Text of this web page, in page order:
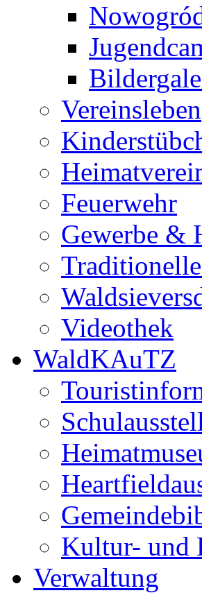
Vereinsleben
Feuerwehr
Gewerbe &
Videothek
WaldKAuTZ
Kultur- und
Verwaltung